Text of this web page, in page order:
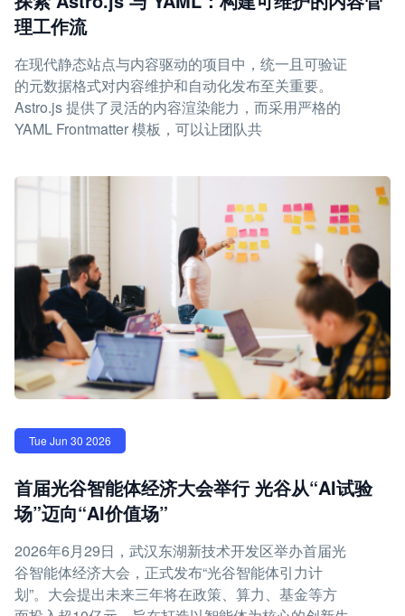
理工作流
在现代静态站点与内容驱动的项目中，统一且可验证
的元数据格式对内容维护和自动化发布至关重要。
Astro.js 提供了灵活的内容渲染能力，而采用严格的
YAML Frontmatter 模板，可以让团队共
Tue Jun 30 2026
首届光谷智能体经济大会举行 光谷从“AI试验
场”迈向“AI价值场”
2026年6月29日，武汉东湖新技术开发区举办首届光
谷智能体经济大会，正式发布“光谷智能体引力计
划”。大会提出未来三年将在政策、算力、基金等方